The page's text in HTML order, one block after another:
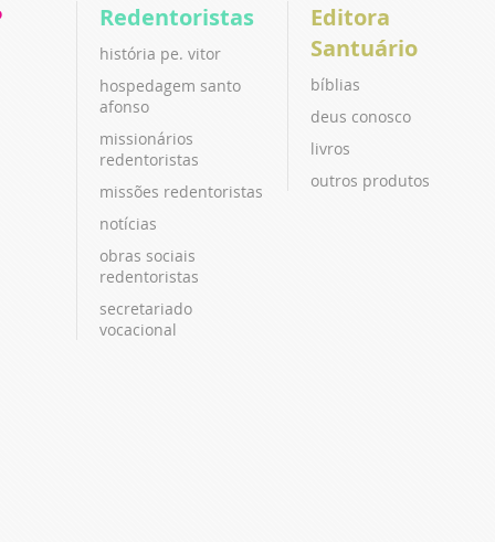
Redentoristas
história pe. vitor
hospedagem santo
afonso
missionários
redentoristas
missões redentoristas
notícias
obras sociais
redentoristas
secretariado
vocacional
Editora
Santuário
bíblias
deus conosco
livros
outros produtos